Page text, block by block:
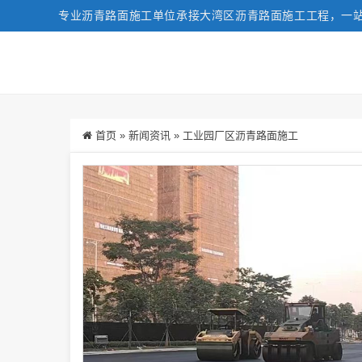
专业沥青路面施工单位承接大湾区沥青路面施工工程，
首页 » 新闻资讯 » 工业园厂区沥青路面施工